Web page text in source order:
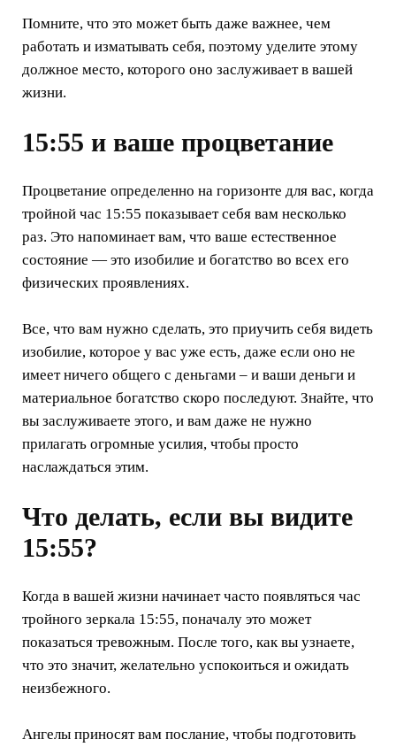
Помните, что это может быть даже важнее, чем
работать и изматывать себя, поэтому уделите этому
должное место, которого оно заслуживает в вашей
жизни.
15:55 и ваше процветание
Процветание определенно на горизонте для вас, когда
тройной час 15:55 показывает себя вам несколько
раз. Это напоминает вам, что ваше естественное
состояние — это изобилие и богатство во всех его
физических проявлениях.
Все, что вам нужно сделать, это приучить себя видеть
изобилие, которое у вас уже есть, даже если оно не
имеет ничего общего с деньгами – и ваши деньги и
материальное богатство скоро последуют. Знайте, что
вы заслуживаете этого, и вам даже не нужно
прилагать огромные усилия, чтобы просто
наслаждаться этим.
Что делать, если вы видите
15:55?
Когда в вашей жизни начинает часто появляться час
тройного зеркала 15:55, поначалу это может
показаться тревожным. После того, как вы узнаете,
что это значит, желательно успокоиться и ожидать
неизбежного.
Ангелы приносят вам послание, чтобы подготовить